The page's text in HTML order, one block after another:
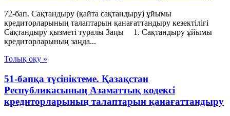
72-бап. Сақтандыру (қайта сақтандыру) ұйымы
кредиторларының талаптарын қанағаттандыру кезектiлiгi
Сақтандыру қызметі туралы Заңы 1. Сақтандыру ұйымы
кредиторларының заңда...
Толық оқу »
51-бапқа түсініктеме. Қазақстан
Республикасының Азаматтық кодексі
кредиторларының талаптарын қанағаттандыру